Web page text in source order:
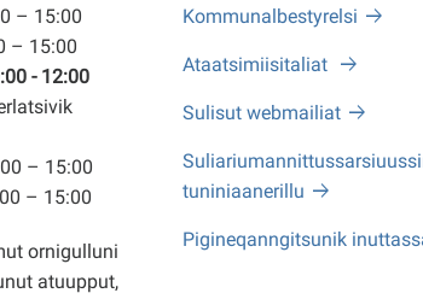
– 15:00
– 15:00
- 12:00
– 15:00
– 15:00
ornigulluni
atuupput,
Kommunalbestyrelsi
Ataatsimiisitaliat
Sulisut webmailiat
tuniniaanerillu
Pigineqanngitsunik